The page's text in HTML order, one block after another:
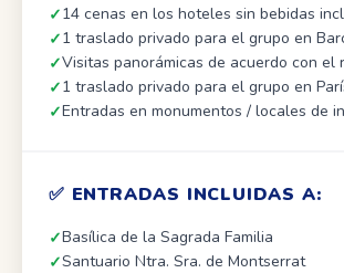
14 cenas en los hoteles sin bebidas
1 traslado privado para el grupo en
Visitas panorámicas de acuerdo con el
1 traslado privado para el grupo en
Entradas en monumentos / locales de
✅ ENTRADAS INCLUIDAS A:
Basílica de la Sagrada Familia
Santuario Ntra. Sra. de Montserrat